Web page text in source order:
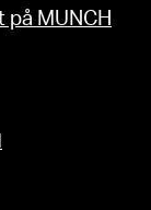
på MUNCH